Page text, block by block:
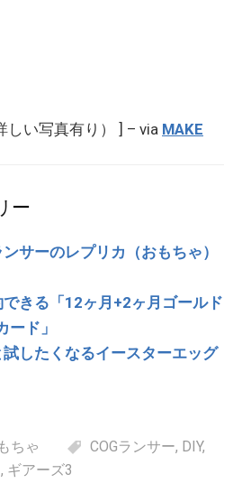
しい写真有り） ] – via MAKE
ー
サーのレプリカ（おもちゃ）
きる「12ヶ月+2ヶ月ゴールド
ード」
したくなるイースターエッグ
ちゃ COGランサー, DIY,
, ギアーズ3